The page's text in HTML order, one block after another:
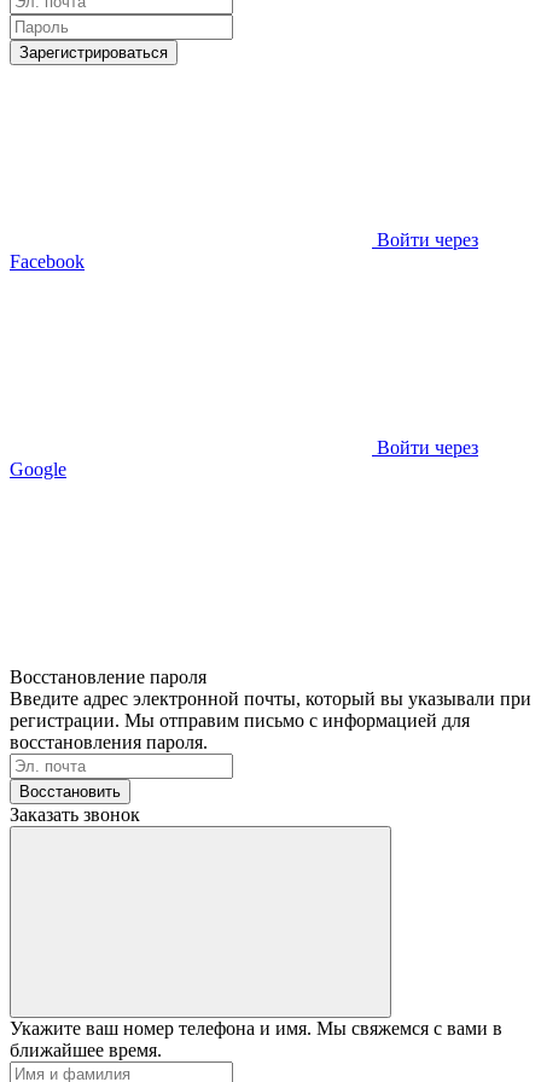
Зарегистрироваться
Войти через
Facebook
Войти через
Google
Восстановление пароля
Введите адрес электронной почты, который вы указывали при
регистрации. Мы отправим письмо с информацией для
восстановления пароля.
Восстановить
Заказать звонок
Укажите ваш номер телефона и имя. Мы свяжемся с вами в
ближайшее время.